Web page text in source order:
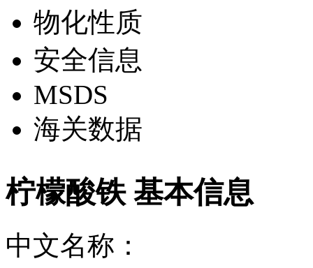
物化性质
安全信息
MSDS
海关数据
柠檬酸铁 基本信息
中文名称：